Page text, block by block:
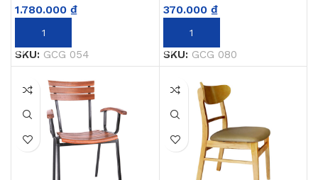
1.780.000 ₫
THÊM VÀO GIỎ HÀNG
SKU: GCG 054
370.000 ₫
THÊM VÀO GIỎ HÀNG
SKU: GCG 080